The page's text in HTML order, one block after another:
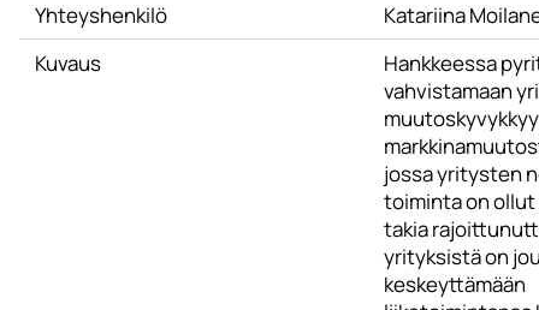
Yhteyshenkilö
Katariina
Kuvaus
Hankkeessa
vahvistamaan
jossa yritysten
toiminta on ollut
takia
yrityksistä on
keskeyttämään